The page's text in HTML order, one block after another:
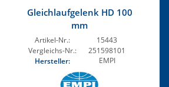
Gleichlaufgelenk HD 100
mm
Artikel-Nr.:
15443
Vergleichs-Nr.:
251598101
Hersteller:
EMPI